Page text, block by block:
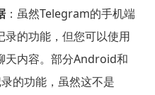
：虽然Telegram的手机端
的功能，但您可以使用
天内容。部分Android和
的功能，虽然这不是